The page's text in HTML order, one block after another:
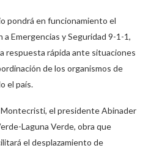
pondrá en funcionamiento el
Emergencias y Seguridad 9-1-1,
respuesta rápida ante situaciones
de los organismos de
el país.
el presidente Abinader
Laguna Verde, obra que
el desplazamiento de